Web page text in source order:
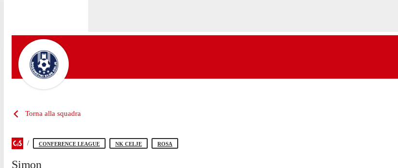
Torna alla squadra
CONFERENCE LEAGUE NK CELJE ROSA
Simon